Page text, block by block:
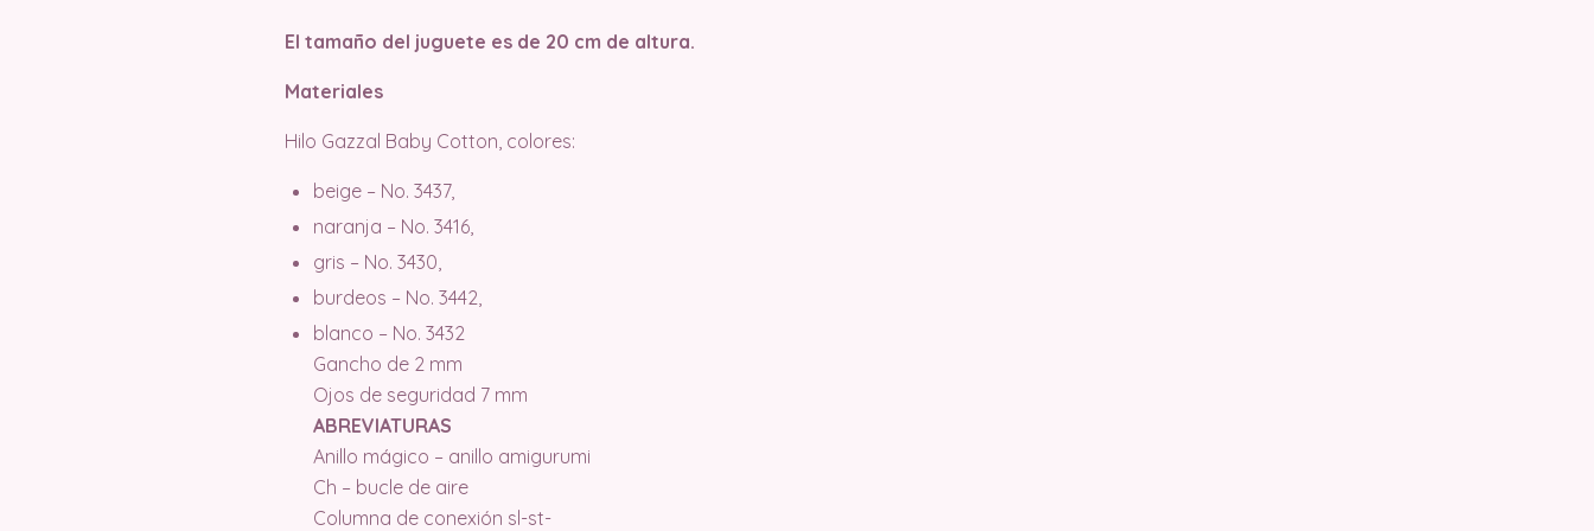
El tamaño del juguete es de 20 cm de altura.
Materiales
Hilo Gazzal Baby Cotton, colores:
beige – No. 3437,
naranja – No. 3416,
gris – No. 3430,
burdeos – No. 3442,
blanco – No. 3432
Gancho de 2 mm
Ojos de seguridad 7 mm
ABREVIATURAS
Anillo mágico – anillo amigurumi
Ch – bucle de aire
Columna de conexión sl-st-